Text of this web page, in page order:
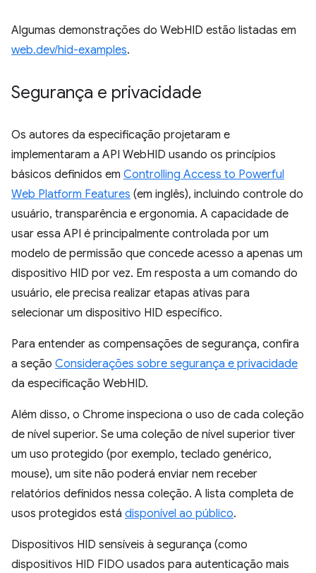
Algumas demonstrações do WebHID estão listadas em
web.dev/hid-examples.
Segurança e privacidade
Os autores da especificação projetaram e
implementaram a API WebHID usando os princípios
básicos definidos em Controlling Access to Powerful
Web Platform Features (em inglês), incluindo controle do
usuário, transparência e ergonomia. A capacidade de
usar essa API é principalmente controlada por um
modelo de permissão que concede acesso a apenas um
dispositivo HID por vez. Em resposta a um comando do
usuário, ele precisa realizar etapas ativas para
selecionar um dispositivo HID específico.
Para entender as compensações de segurança, confira
a seção Considerações sobre segurança e privacidade
da especificação WebHID.
Além disso, o Chrome inspeciona o uso de cada coleção
de nível superior. Se uma coleção de nível superior tiver
um uso protegido (por exemplo, teclado genérico,
mouse), um site não poderá enviar nem receber
relatórios definidos nessa coleção. A lista completa de
usos protegidos está disponível ao público.
Dispositivos HID sensíveis à segurança (como
dispositivos HID FIDO usados para autenticação mais